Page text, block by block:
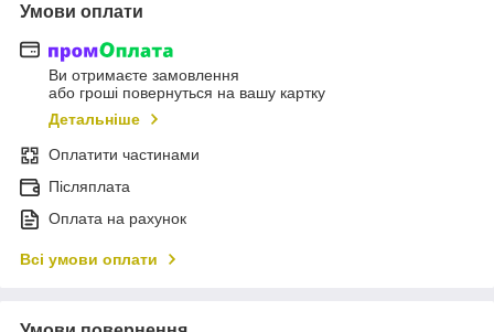
Умови оплати
Ви отримаєте замовлення
або гроші повернуться на вашу картку
Детальніше
Оплатити частинами
Післяплата
Оплата на рахунок
Всі умови оплати